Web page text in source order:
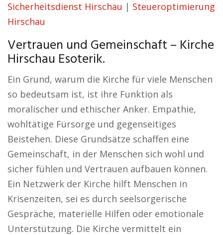
Sicherheitsdienst Hirschau | Steueroptimierung
Hirschau
Vertrauen und Gemeinschaft – Kirche
Hirschau Esoterik.
Ein Grund, warum die Kirche für viele Menschen
so bedeutsam ist, ist ihre Funktion als
moralischer und ethischer Anker. Empathie,
wohltätige Fürsorge und gegenseitiges
Beistehen. Diese Grundsätze schaffen eine
Gemeinschaft, in der Menschen sich wohl und
sicher fühlen und Vertrauen aufbauen können.
Ein Netzwerk der Kirche hilft Menschen in
Krisenzeiten, sei es durch seelsorgerische
Gespräche, materielle Hilfen oder emotionale
Unterstützung. Die Kirche vermittelt ein